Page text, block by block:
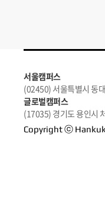
서울캠퍼스
(02450) 서울특별시 동
글로벌캠퍼스
(17035) 경기도 용인시
Copyright ⓒ